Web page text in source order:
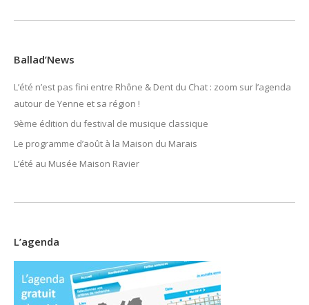
Ballad’News
L’été n’est pas fini entre Rhône & Dent du Chat : zoom sur l’agenda
autour de Yenne et sa région !
9ème édition du festival de musique classique
Le programme d’août à la Maison du Marais
L’été au Musée Maison Ravier
L’agenda